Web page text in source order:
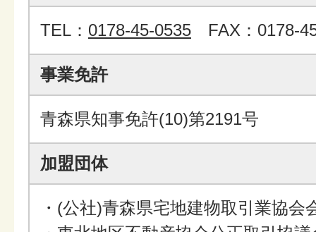
TEL： 0178-45-0535 FAX：0178-
事業免許
青森県知事免許(10)第2191号
加盟団体
・(公社)青森県宅地建物取引業協会